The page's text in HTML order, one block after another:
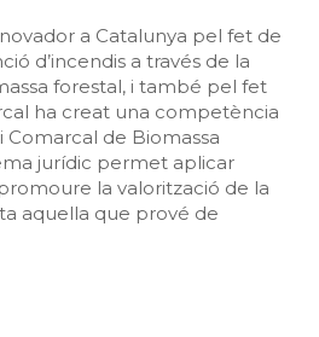
a Catalunya pel fet de
d’incendis a través de la
forestal, i també pel fet
ha creat una competència
Comarcal de Biomassa
jurídic permet aplicar
la valorització de la
aquella que prové de